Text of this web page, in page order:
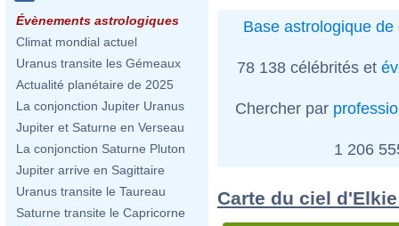
Évènements astrologiques
Climat mondial actuel
Uranus transite les Gémeaux
Actualité planétaire de 2025
La conjonction Jupiter Uranus
Jupiter et Saturne en Verseau
La conjonction Saturne Pluton
Jupiter arrive en Sagittaire
Uranus transite le Taureau
Saturne transite le Capricorne
Base astrologique de
78 138 célébrités et
Chercher par
1 206
Carte du ciel